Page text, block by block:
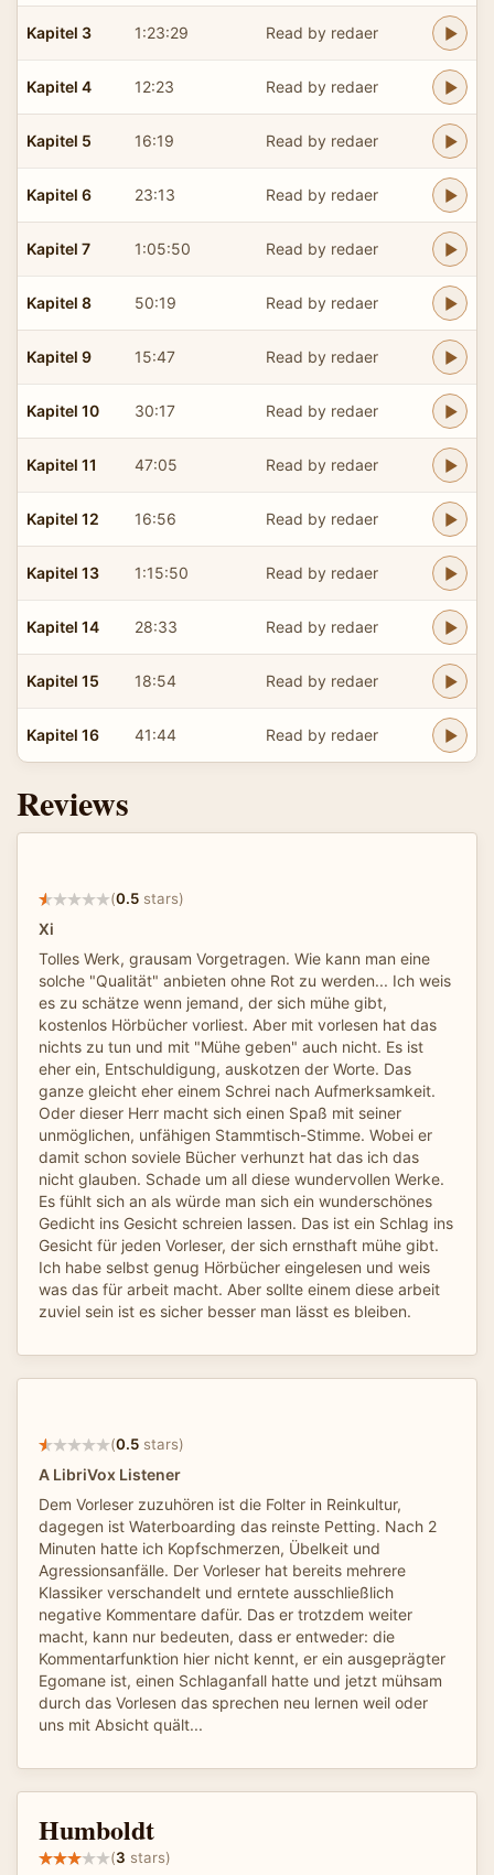
Kapitel 3 1:23:29 Read by redaer
Kapitel 4 12:23 Read by redaer
Kapitel 5 16:19 Read by redaer
Kapitel 6 23:13 Read by redaer
Kapitel 7 1:05:50 Read by redaer
Kapitel 8 50:19 Read by redaer
Kapitel 9 15:47 Read by redaer
Kapitel 10 30:17 Read by redaer
Kapitel 11 47:05 Read by redaer
Kapitel 12 16:56 Read by redaer
Kapitel 13 1:15:50 Read by redaer
Kapitel 14 28:33 Read by redaer
Kapitel 15 18:54 Read by redaer
Kapitel 16 41:44 Read by redaer
Reviews
(0.5 stars)
Xi
Tolles Werk, grausam Vorgetragen. Wie kann man eine
solche "Qualität" anbieten ohne Rot zu werden... Ich weis
es zu schätze wenn jemand, der sich mühe gibt,
kostenlos Hörbücher vorliest. Aber mit vorlesen hat das
nichts zu tun und mit "Mühe geben" auch nicht. Es ist
eher ein, Entschuldigung, auskotzen der Worte. Das
ganze gleicht eher einem Schrei nach Aufmerksamkeit.
Oder dieser Herr macht sich einen Spaß mit seiner
unmöglichen, unfähigen Stammtisch-Stimme. Wobei er
damit schon soviele Bücher verhunzt hat das ich das
nicht glauben. Schade um all diese wundervollen Werke.
Es fühlt sich an als würde man sich ein wunderschönes
Gedicht ins Gesicht schreien lassen. Das ist ein Schlag ins
Gesicht für jeden Vorleser, der sich ernsthaft mühe gibt.
Ich habe selbst genug Hörbücher eingelesen und weis
was das für arbeit macht. Aber sollte einem diese arbeit
zuviel sein ist es sicher besser man lässt es bleiben.
(0.5 stars)
A LibriVox Listener
Dem Vorleser zuzuhören ist die Folter in Reinkultur,
dagegen ist Waterboarding das reinste Petting. Nach 2
Minuten hatte ich Kopfschmerzen, Übelkeit und
Agressionsanfälle. Der Vorleser hat bereits mehrere
Klassiker verschandelt und erntete ausschließlich
negative Kommentare dafür. Das er trotzdem weiter
macht, kann nur bedeuten, dass er entweder: die
Kommentarfunktion hier nicht kennt, er ein ausgeprägter
Egomane ist, einen Schlaganfall hatte und jetzt mühsam
durch das Vorlesen das sprechen neu lernen weil oder
uns mit Absicht quält...
Humboldt
(3 stars)